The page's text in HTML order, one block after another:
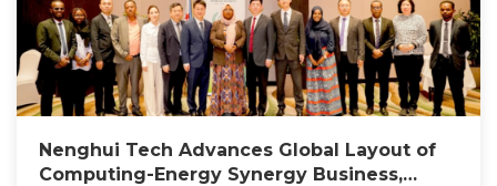
Nenghui Tech Advances Global Layout of
Computing-Energy Synergy Business,